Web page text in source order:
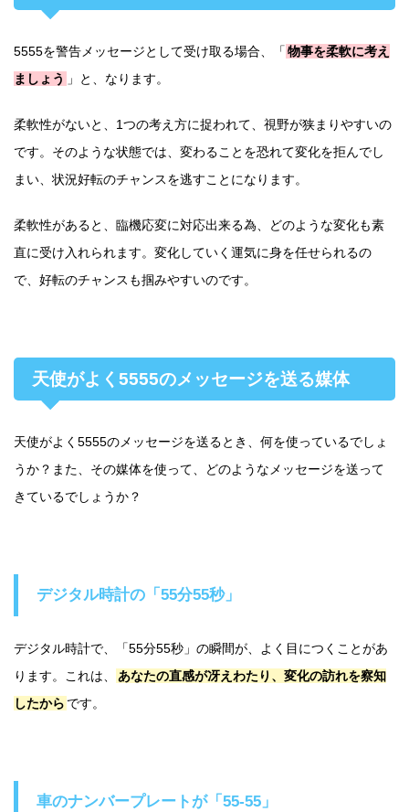
5555を警告メッセージとして受け取る場合、「 物事を柔軟に考え
ましょう
」と、なります。
柔軟性がないと、1つの考え方に捉われて、視野が狭まりやすいの
です。そのような状態では、変わることを恐れて変化を拒んでし
まい、状況好転のチャンスを逃すことになります。
柔軟性があると、臨機応変に対応出来る為、どのような変化も素
直に受け入れられます。変化していく運気に身を任せられるの
で、好転のチャンスも掴みやすいのです。
天使がよく5555のメッセージを送る媒体
天使がよく5555のメッセージを送るとき、何を使っているでしょ
うか？また、その媒体を使って、どのようなメッセージを送って
きているでしょうか？
デジタル時計の「55分55秒」
デジタル時計で、「55分55秒」の瞬間が、よく目につくことがあ
ります。これは、
あなたの直感が冴えわたり、変化の訪れを察知
したから です。
車のナンバープレートが「55-55」